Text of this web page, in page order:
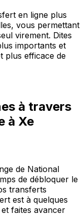
en ligne plus
vous permettant
virement. Dites
importants et
plus efficace de
à travers
à Xe
de National
de débloquer le
transferts
est à quelques
faites avancer